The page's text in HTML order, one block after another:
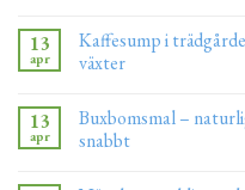
13
apr
Kaffesump i
växter
13
apr
Buxbomsmal –
snabbt